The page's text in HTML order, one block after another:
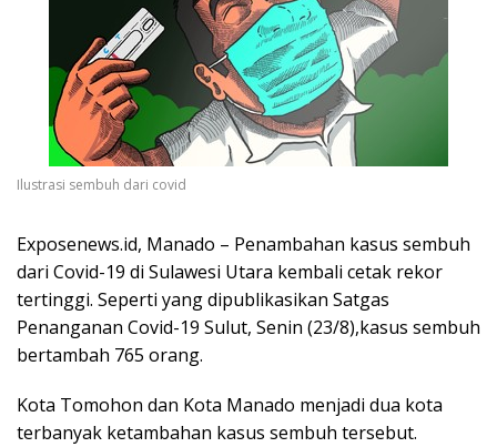
Ilustrasi sembuh dari covid
Exposenews.id, Manado – Penambahan kasus sembuh
dari Covid-19 di Sulawesi Utara kembali cetak rekor
tertinggi. Seperti yang dipublikasikan Satgas
Penanganan Covid-19 Sulut, Senin (23/8),kasus sembuh
bertambah 765 orang.
Kota Tomohon dan Kota Manado menjadi dua kota
terbanyak ketambahan kasus sembuh tersebut.